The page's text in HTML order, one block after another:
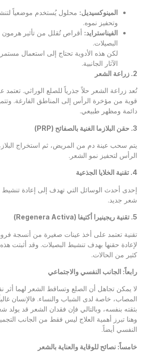
المينوكسيديل: محلول يُستخدم موضعياً
وتحفيز نموه.
الفيناسترايد: أقراص تُقلل من تأثير
البصيلات.
لكن هذه الأدوية تحتاج إلى استعمال
الآثار الجانبية.
2. زراعة الشعر
تُعد زراعة الشعر حلاً جذرياً للصلع الوراثي.
قوية من مؤخرة الرأس إلى المناطق الفارغة. وتتميز
دائمة ومظهر طبيعي.
3. حقن البلازما الغنية بالصفائح (PRP)
يتم سحب عينة دم من المريض، ثم استخراج
الرأس لتحفيز نمو الشعر.
4. تقنية الخلايا الجذعية
إحدى أحدث الوسائل التي تهدف إلى إعادة تنشيط
شعر جديد.
5. تقنية ريجينيرا أكتيفا (Regenera Activa)
تقنية تعتمد على أخذ عينات صغيرة من أنسجة
لإعادة حقنها بهدف تنشيط البصيلات. وقد أثبتت
كثير من الحالات.
رابعاً: الجانب النفسي والاجتماعي
لا يمكن تجاهل أن الصلع وتساقط الشعر لهما أثر
المصاب، خاصة لدى الشباب والنساء. فالإنسان
بثقته بنفسه، وبالتالي فإن فقدان الشعر قد يولد
وهنا تبرز أهمية العلاج ليس فقط من الجانب
النفسي أيضاً.
خامساً: نصائح للوقاية والعناية بالشعر